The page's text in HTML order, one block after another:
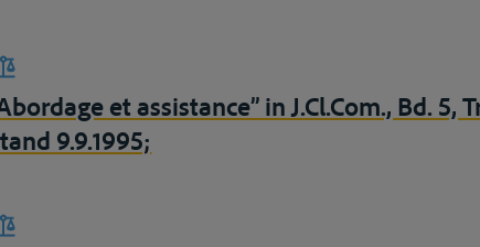
et assistance” in J.Cl.Com., Bd.
9.9.1995;